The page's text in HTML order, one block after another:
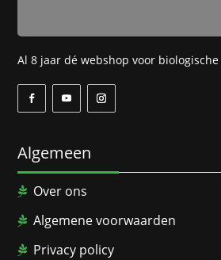
Al 8 jaar dé webshop voor
Algemeen
Over ons
Algemene voorwaarden
Privacy policy